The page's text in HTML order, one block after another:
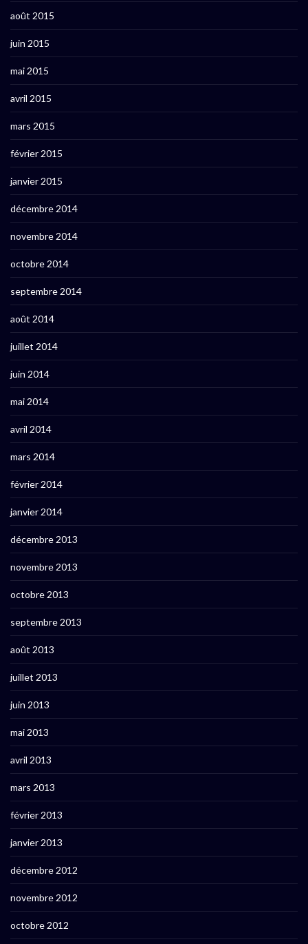
août 2015
juin 2015
mai 2015
avril 2015
mars 2015
février 2015
janvier 2015
décembre 2014
novembre 2014
octobre 2014
septembre 2014
août 2014
juillet 2014
juin 2014
mai 2014
avril 2014
mars 2014
février 2014
janvier 2014
décembre 2013
novembre 2013
octobre 2013
septembre 2013
août 2013
juillet 2013
juin 2013
mai 2013
avril 2013
mars 2013
février 2013
janvier 2013
décembre 2012
novembre 2012
octobre 2012